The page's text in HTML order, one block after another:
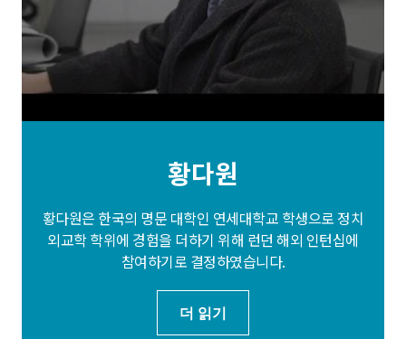
황다원
황다원은 한국의 명문 대학인 연세대학교 학생으로 정치
외교학 학위에 경험을 더하기 위해 런던 해외 인턴십에
참여하기로 결정하였습니다.
더 읽기